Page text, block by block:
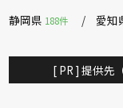
静岡県 188件 愛知
[ PR ] 提供先